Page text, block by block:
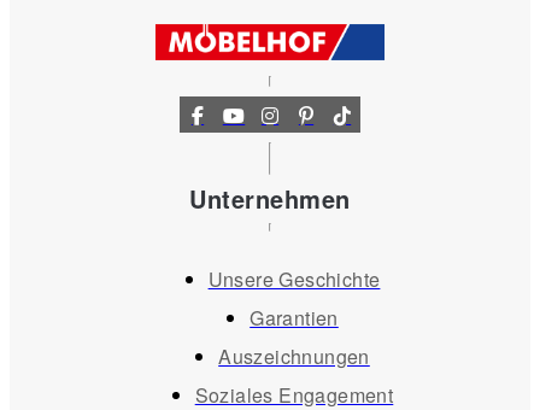
Unternehmen
Unsere Geschichte
Garantien
Auszeichnungen
Soziales Engagement